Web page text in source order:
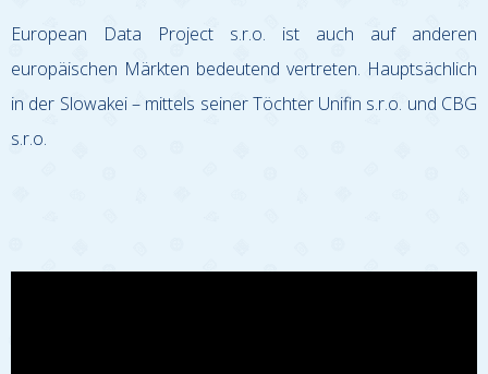
European Data Project s.r.o. ist auch auf anderen
europäischen Märkten bedeutend vertreten. Hauptsächlich
in der Slowakei – mittels seiner Töchter Unifin s.r.o. und CBG
s.r.o.